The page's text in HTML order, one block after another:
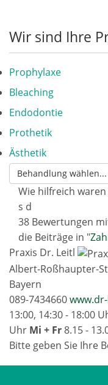
Wir sind Ihre
Prophylaxe
Bleaching
Endodontie
Prothetik
Ästhetik
Behandlung wählen...
Wie hilfreich
s d
38 Bewertungen
die Beiträge in "
Praxis Dr. Leitl
Albert-Roßhaupter-
Bayern
089-7434660
13:00, 14:30 - 18:00
Uhr Mi + Fr8.15 -
Bitte geben Sie Ihre